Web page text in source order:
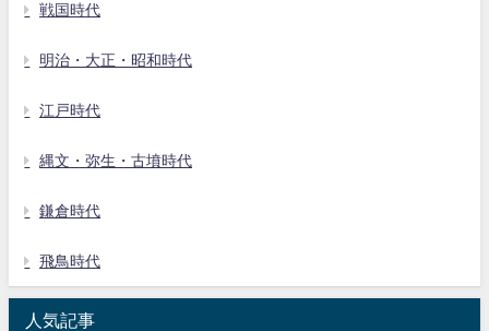
戦国時代
明治・大正・昭和時代
江戸時代
縄文・弥生・古墳時代
鎌倉時代
飛鳥時代
人気記事